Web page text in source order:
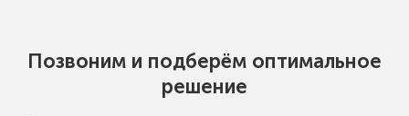
Позвоним и подберём оптимальное
решение